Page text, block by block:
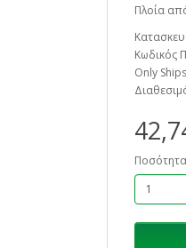
Πλοία
Κωδικός
Only
Ποσότητα